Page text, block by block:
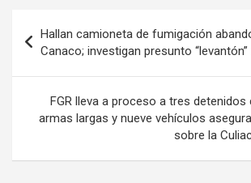
de
entradas
Hallan camioneta de fumigación
Canaco; investigan presunto
FGR lleva a proceso a tres
armas largas y nueve vehículos
sobre la